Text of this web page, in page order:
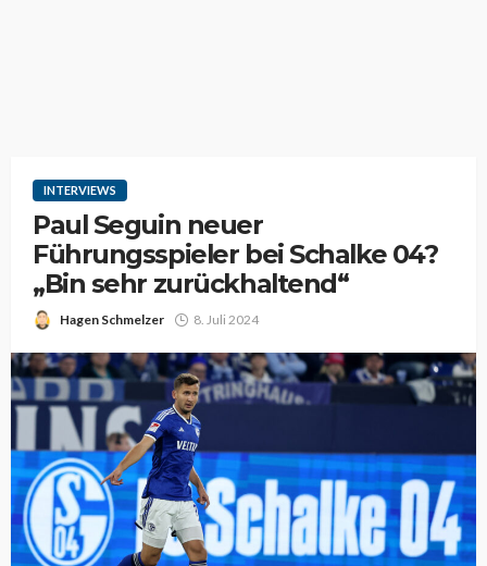
INTERVIEWS
Paul Seguin neuer
Führungsspieler bei Schalke 04?
„Bin sehr zurückhaltend“
Hagen Schmelzer 8. Juli 2024